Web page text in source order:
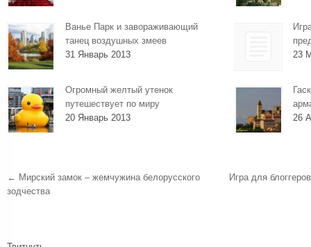
Ванье Парк и завораживающий
танец воздушных змеев
31 Январь 2013
Огромный желтый утенок
путешествует по миру
20 Январь 2013
23
26
← Мирский замок – жемчужина белорусского
зодчества
Игра для